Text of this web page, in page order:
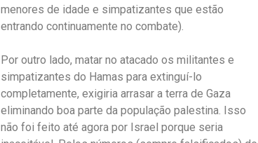
menores de idade e simpatizantes que estão
entrando continuamente no combate).
Por outro lado, matar no atacado os militantes e
simpatizantes do Hamas para extinguí-lo
completamente, exigiria arrasar a terra de Gaza
eliminando boa parte da população palestina. Isso
não foi feito até agora por Israel porque seria